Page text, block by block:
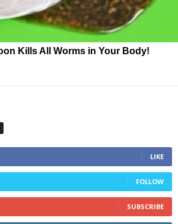
Kills All Worms in Your Body!
LIKE
FOLLOW
SUBSCRIBE